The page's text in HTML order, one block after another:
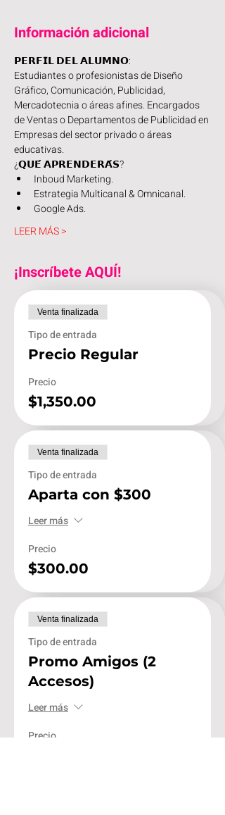
Información adicional
𝗣𝗘𝗥𝗙𝗜𝗟 𝗗𝗘𝗟 𝗔𝗟𝗨𝗠𝗡𝗢:
Estudiantes o profesionistas de Diseño
Gráfico, Comunicación, Publicidad,
Mercadotecnia o áreas afines. Encargados
de Ventas o Departamentos de Publicidad en
Empresas del sector privado o áreas
educativas.
¿𝗤𝗨𝗘́ 𝗔𝗣𝗥𝗘𝗡𝗗𝗘𝗥𝗔́𝗦?
Inboud Marketing.
Estrategia Multicanal & Omnicanal.
Google Ads.
LEER MÁS >
¡Inscríbete AQUÍ!
Venta finalizada
Tipo de entrada
Precio Regular
Precio
$1,350.00
Venta finalizada
Tipo de entrada
Aparta con $300
Leer más
Precio
$300.00
Venta finalizada
Tipo de entrada
Promo Amigos (2
Accesos)
Leer más
Precio